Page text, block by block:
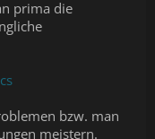
prima die
bzw. man
meistern.